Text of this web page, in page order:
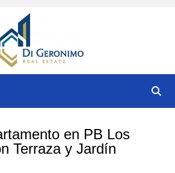
en PB Los
Terraza y Jardín